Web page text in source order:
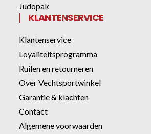
Judopak
KLANTENSERVICE
Klantenservice
Loyaliteitsprogramma
Ruilen en retourneren
Over Vechtsportwinkel
Garantie & klachten
Contact
Algemene voorwaarden